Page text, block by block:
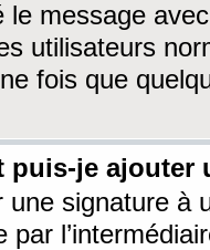
le message
utilisateurs
fois que
puis-je ajouter
une signature à
par